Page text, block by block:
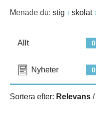
Menade du: stig skolat
0
Allt
0
Nyheter
Sortera efter: Relevans /